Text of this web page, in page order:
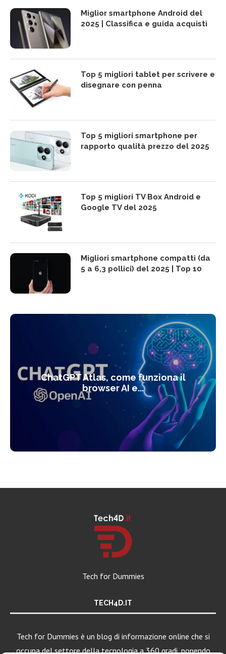
Miglior smartphone Android del
2025 | Classifica e guida acquisti
Top 5 migliori tablet per scrivere e
disegnare con penna
Top 5 migliori smartphone per
rapporto qualità prezzo del 2025
Top 5 migliori TV Box Android e
Google TV del 2025
Migliori smartphone compatti (da
5 a 6,3 pollici) del 2025 | Top 10
ChatGPT Atlas, come funziona il
browser AI e...
Tech for Dummies
TECH4D.IT
Tech for Dummies è un blog di informazione online che si
occupa del settore della tecnologia a 360 gradi, ponendo